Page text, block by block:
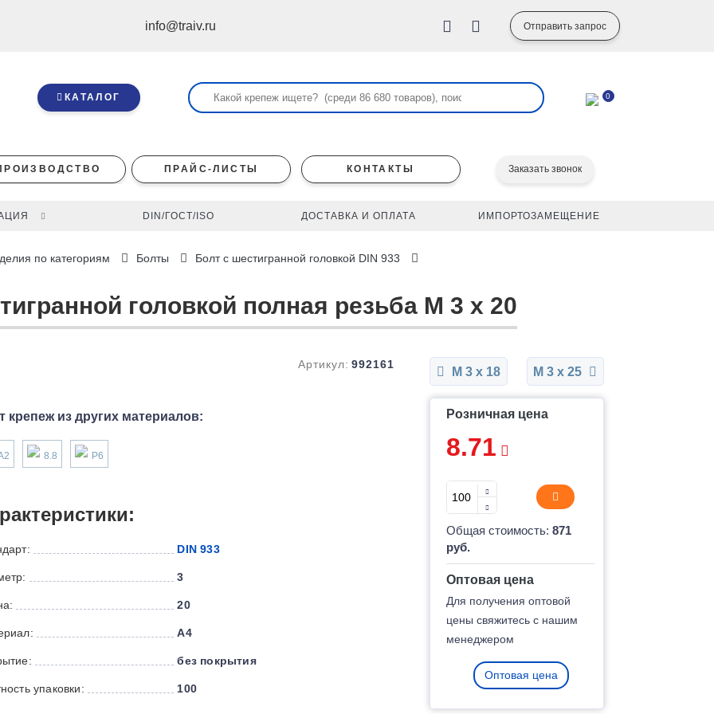
info@traiv.ru Отправить запрос
КАТАЛОГ 0
ПРАЙС-ЛИСТЫ КОНТАКТЫ Заказать звонок
DIN/ГОСТ/ISO ДОСТАВКА И ОПЛАТА ИМПОРТОЗАМЕЩЕНИЕ
по категориям Болты Болт с шестигранной головкой DIN 933
головкой полная резьба M 3 x 20
Артикул: 992161
крепеж из других материалов:
8.8 P6
DIN 933
3
20
А4
без покрытия
упаковки: 100
М 3 x 18 М 3 x 25
Розничная цена
8.71
Общая стоимость: 871
руб.
Оптовая цена
Для получения оптовой
цены свяжитесь с нашим
менеджером
Оптовая цена